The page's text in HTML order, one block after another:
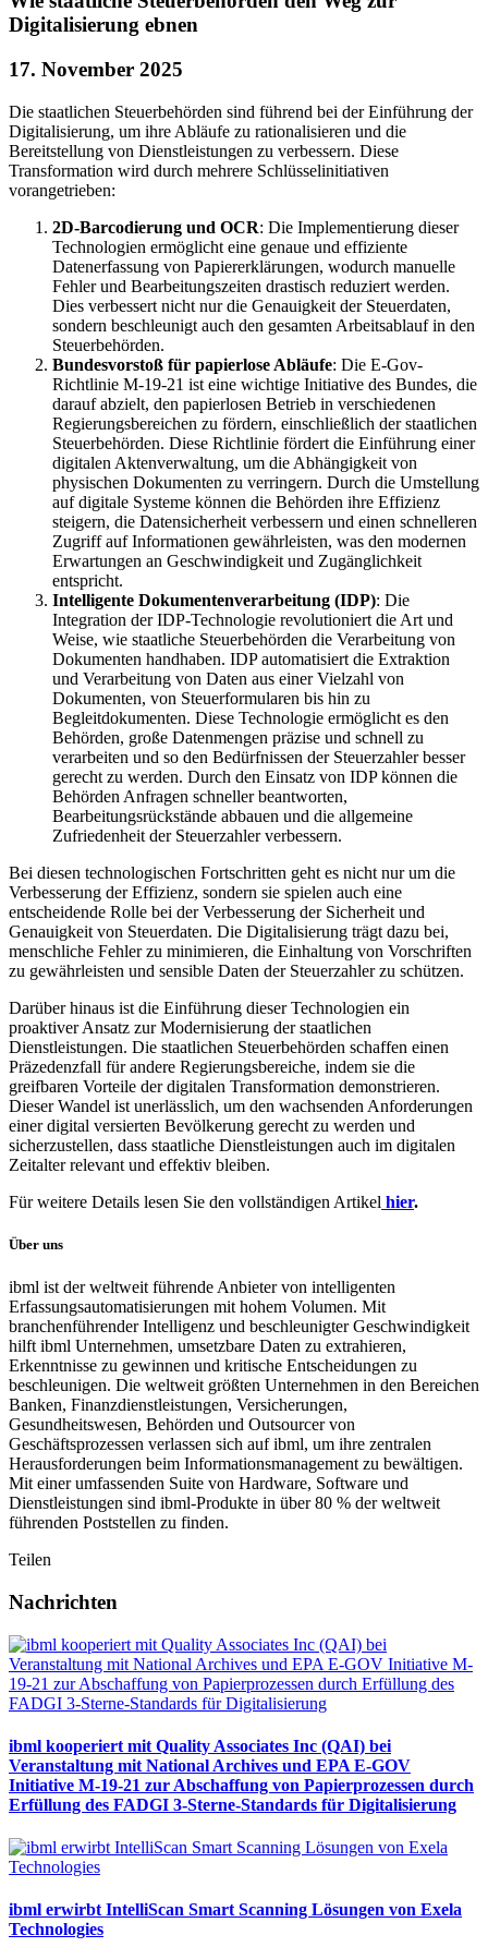
Digitalisierung ebnen
17. November 2025
Die staatlichen Steuerbehörden sind führend bei der Einführung der
Digitalisierung, um ihre Abläufe zu rationalisieren und die
Bereitstellung von Dienstleistungen zu verbessern. Diese
Transformation wird durch mehrere Schlüsselinitiativen
vorangetrieben:
2D-Barcodierung und OCR: Die Implementierung dieser
Technologien ermöglicht eine genaue und effiziente
Datenerfassung von Papiererklärungen, wodurch manuelle
Fehler und Bearbeitungszeiten drastisch reduziert werden.
Dies verbessert nicht nur die Genauigkeit der Steuerdaten,
sondern beschleunigt auch den gesamten Arbeitsablauf in den
Steuerbehörden.
Bundesvorstoß für papierlose Abläufe: Die E-Gov-
Richtlinie M-19-21 ist eine wichtige Initiative des Bundes, die
darauf abzielt, den papierlosen Betrieb in verschiedenen
Regierungsbereichen zu fördern, einschließlich der staatlichen
Steuerbehörden. Diese Richtlinie fördert die Einführung einer
digitalen Aktenverwaltung, um die Abhängigkeit von
physischen Dokumenten zu verringern. Durch die Umstellung
auf digitale Systeme können die Behörden ihre Effizienz
steigern, die Datensicherheit verbessern und einen schnelleren
Zugriff auf Informationen gewährleisten, was den modernen
Erwartungen an Geschwindigkeit und Zugänglichkeit
entspricht.
Intelligente Dokumentenverarbeitung (IDP): Die
Integration der IDP-Technologie revolutioniert die Art und
Weise, wie staatliche Steuerbehörden die Verarbeitung von
Dokumenten handhaben. IDP automatisiert die Extraktion
und Verarbeitung von Daten aus einer Vielzahl von
Dokumenten, von Steuerformularen bis hin zu
Begleitdokumenten. Diese Technologie ermöglicht es den
Behörden, große Datenmengen präzise und schnell zu
verarbeiten und so den Bedürfnissen der Steuerzahler besser
gerecht zu werden. Durch den Einsatz von IDP können die
Behörden Anfragen schneller beantworten,
Bearbeitungsrückstände abbauen und die allgemeine
Zufriedenheit der Steuerzahler verbessern.
Bei diesen technologischen Fortschritten geht es nicht nur um die
Verbesserung der Effizienz, sondern sie spielen auch eine
entscheidende Rolle bei der Verbesserung der Sicherheit und
Genauigkeit von Steuerdaten. Die Digitalisierung trägt dazu bei,
menschliche Fehler zu minimieren, die Einhaltung von Vorschriften
zu gewährleisten und sensible Daten der Steuerzahler zu schützen.
Darüber hinaus ist die Einführung dieser Technologien ein
proaktiver Ansatz zur Modernisierung der staatlichen
Dienstleistungen. Die staatlichen Steuerbehörden schaffen einen
Präzedenzfall für andere Regierungsbereiche, indem sie die
greifbaren Vorteile der digitalen Transformation demonstrieren.
Dieser Wandel ist unerlässlich, um den wachsenden Anforderungen
einer digital versierten Bevölkerung gerecht zu werden und
sicherzustellen, dass staatliche Dienstleistungen auch im digitalen
Zeitalter relevant und effektiv bleiben.
Für weitere Details lesen Sie den vollständigen Artikel hier.
Über uns
ibml ist der weltweit führende Anbieter von intelligenten
Erfassungsautomatisierungen mit hohem Volumen. Mit
branchenführender Intelligenz und beschleunigter Geschwindigkeit
hilft ibml Unternehmen, umsetzbare Daten zu extrahieren,
Erkenntnisse zu gewinnen und kritische Entscheidungen zu
beschleunigen. Die weltweit größten Unternehmen in den Bereichen
Banken, Finanzdienstleistungen, Versicherungen,
Gesundheitswesen, Behörden und Outsourcer von
Geschäftsprozessen verlassen sich auf ibml, um ihre zentralen
Herausforderungen beim Informationsmanagement zu bewältigen.
Mit einer umfassenden Suite von Hardware, Software und
Dienstleistungen sind ibml-Produkte in über 80 % der weltweit
führenden Poststellen zu finden.
Teilen
Nachrichten
ibml kooperiert mit Quality Associates Inc (QAI) bei
Veranstaltung mit National Archives und EPA E-GOV
Initiative M-19-21 zur Abschaffung von Papierprozessen durch
Erfüllung des FADGI 3-Sterne-Standards für Digitalisierung
ibml erwirbt IntelliScan Smart Scanning Lösungen von Exela
Technologies